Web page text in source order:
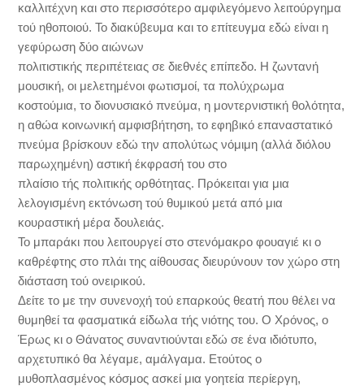
καλλιτέχνη και στο περισσότερο αμφιλεγόμενο λειτούργημα
τού ηθοποιού. Το διακύβευμα και το επίτευγμα εδώ είναι η
γεφύρωση δύο αιώνων
πολιτιστικής περιπέτειας σε διεθνές επίπεδο. Η ζωντανή
μουσική, οι μελετημένοι φωτισμοί, τα πολύχρωμα
κοστούμια, το διονυσιακό πνεύμα, η μοντερνιστική θολότητα,
η αθώα κοινωνική αμφισβήτηση, το εφηβικό επαναστατικό
πνεύμα βρίσκουν εδώ την απολύτως νόμιμη (αλλά διόλου
παρωχημένη) αστική έκφρασή του στο
πλαίσιο τής πολιτικής ορθότητας. Πρόκειται για μια
λελογισμένη εκτόνωση τού θυμικού μετά από μια
κουραστική μέρα δουλειάς.
Το μπαράκι που λειτουργεί στο στενόμακρο φουαγιέ κι ο
καθρέφτης στο πλάι της αίθουσας διευρύνουν τον χώρο στη
διάσταση τού ονειρικού.
Δείτε το με την συνενοχή τού επαρκούς θεατή που θέλει να
θυμηθεί τα φασματικά είδωλα τής νιότης του. Ο Χρόνος, ο
Έρως κι ο Θάνατος συναντιούνται εδώ σε ένα ιδιότυπο,
αρχετυπικό θα λέγαμε, αμάλγαμα. Ετούτος ο
μυθοπλασμένος κόσμος ασκεί μια γοητεία περίεργη,